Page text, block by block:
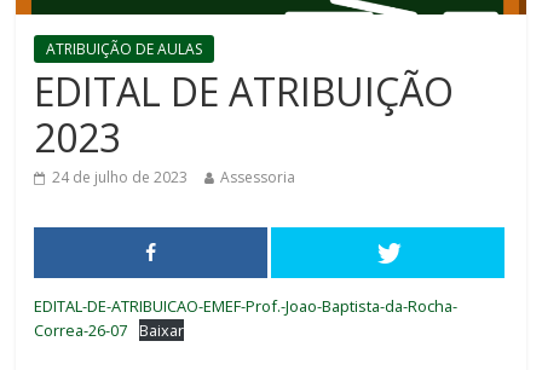
ATRIBUIÇÃO DE AULAS
EDITAL DE ATRIBUIÇÃO
2023
24 de julho de 2023 Assessoria
EDITAL-DE-ATRIBUICAO-EMEF-Prof.-Joao-Baptista-da-Rocha-
Correa-26-07 Baixar